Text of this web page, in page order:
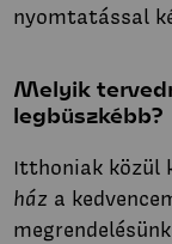
nyomtatással
Melyik
legbüszkébb?
Itthoniak közül
ház a